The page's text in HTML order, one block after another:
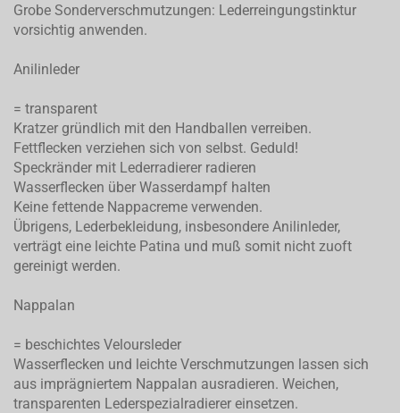
Grobe Sonderverschmutzungen: Lederreingungstinktur
vorsichtig anwenden.
Anilinleder
= transparent
Kratzer gründlich mit den Handballen verreiben.
Fettflecken verziehen sich von selbst. Geduld!
Speckränder mit Lederradierer radieren
Wasserflecken über Wasserdampf halten
Keine fettende Nappacreme verwenden.
Übrigens, Lederbekleidung, insbesondere Anilinleder,
verträgt eine leichte Patina und muß somit nicht zuoft
gereinigt werden.
Nappalan
= beschichtes Veloursleder
Wasserflecken und leichte Verschmutzungen lassen sich
aus imprägniertem Nappalan ausradieren. Weichen,
transparenten Lederspezialradierer einsetzen.